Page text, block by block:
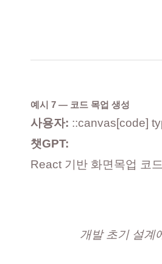
예시 7 — 코드 목업 생성
사용자: ::canvas[code]
챗GPT:
React 기반 화면목업 코
개발 초기 설계